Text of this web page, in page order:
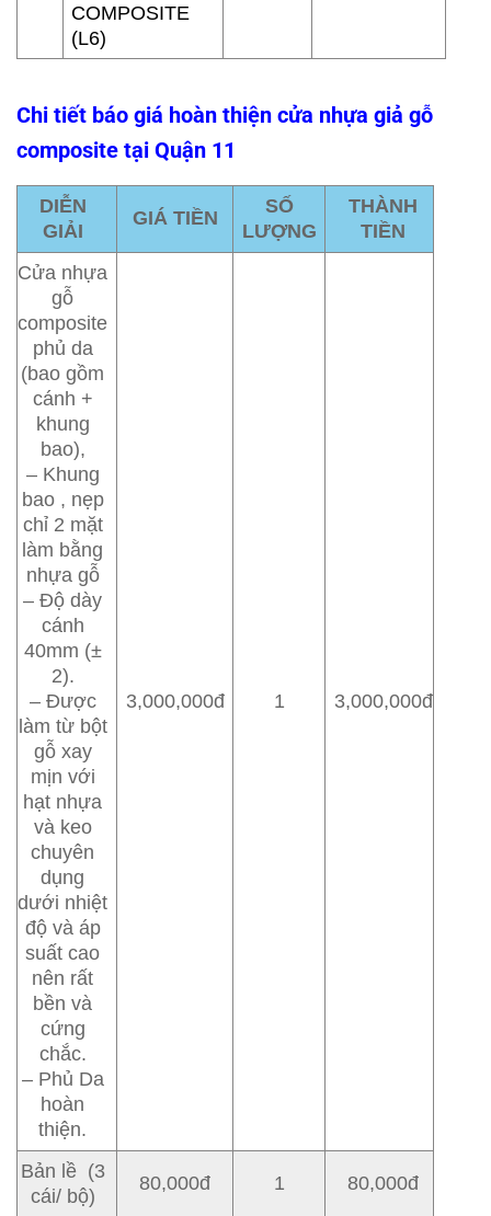
COMPOSITE
(L6)
Chi tiết báo giá hoàn thiện cửa nhựa giả gỗ
composite tại Quận 11
DIỄN
GIẢI
GIÁ TIỀN
SỐ
LƯỢNG
THÀNH
TIỀN
Cửa nhựa
gỗ
composite
phủ da
(bao gồm
cánh +
khung
bao),
– Khung
bao , nẹp
chỉ 2 mặt
làm bằng
nhựa gỗ
– Độ dày
cánh
40mm (±
2).
– Được
làm từ bột
gỗ xay
mịn với
hạt nhựa
và keo
chuyên
dụng
dưới nhiệt
độ và áp
suất cao
nên rất
bền và
cứng
chắc.
– Phủ Da
hoàn
thiện.
3,000,000đ 1 3,000,000đ
Bản lề (3
cái/ bộ)
80,000đ 1 80,000đ